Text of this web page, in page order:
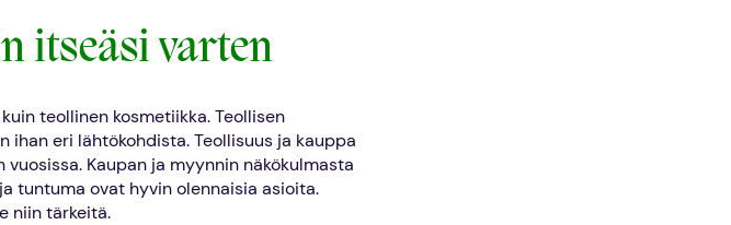
itseäsi varten
teollinen kosmetiikka. Teollisen
eri lähtökohdista. Teollisuus ja kauppa
Kaupan ja myynnin näkökulmasta
tuntuma ovat hyvin olennaisia asioita.
niin tärkeitä.